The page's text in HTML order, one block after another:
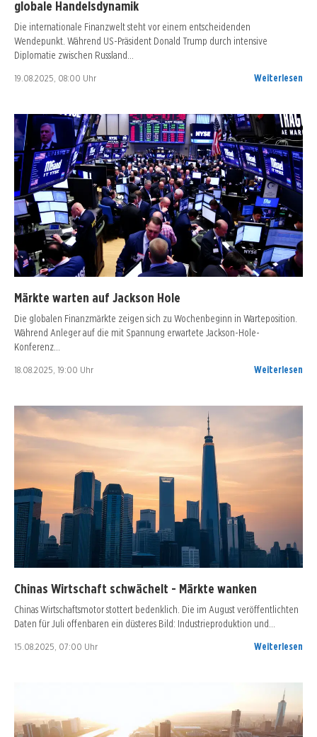
globale Handelsdynamik
Die internationale Finanzwelt steht vor einem entscheidenden
Wendepunkt. Während US-Präsident Donald Trump durch intensive
Diplomatie zwischen Russland…
19.08.2025, 08:00 Uhr Weiterlesen
Märkte warten auf Jackson Hole
Die globalen Finanzmärkte zeigen sich zu Wochenbeginn in Warteposition.
Während Anleger auf die mit Spannung erwartete Jackson-Hole-
Konferenz…
18.08.2025, 19:00 Uhr Weiterlesen
Chinas Wirtschaft schwächelt - Märkte wanken
Chinas Wirtschaftsmotor stottert bedenklich. Die im August veröffentlichten
Daten für Juli offenbaren ein düsteres Bild: Industrieproduktion und…
15.08.2025, 07:00 Uhr Weiterlesen